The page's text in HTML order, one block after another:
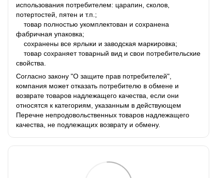
использования потребителем: царапин, сколов,
потертостей, пятен и т.п.;
товар полностью укомплектован и сохранена
фабричная упаковка;
сохранены все ярлыки и заводская маркировка;
товар сохраняет товарный вид и свои потребительские
свойства.
Согласно закону "О защите прав потребителей",
компания может отказать потребителю в обмене и
возврате товаров надлежащего качества, если они
относятся к категориям, указанным в действующем
Перечне непродовольственных товаров надлежащего
качества, не подлежащих возврату и обмену.